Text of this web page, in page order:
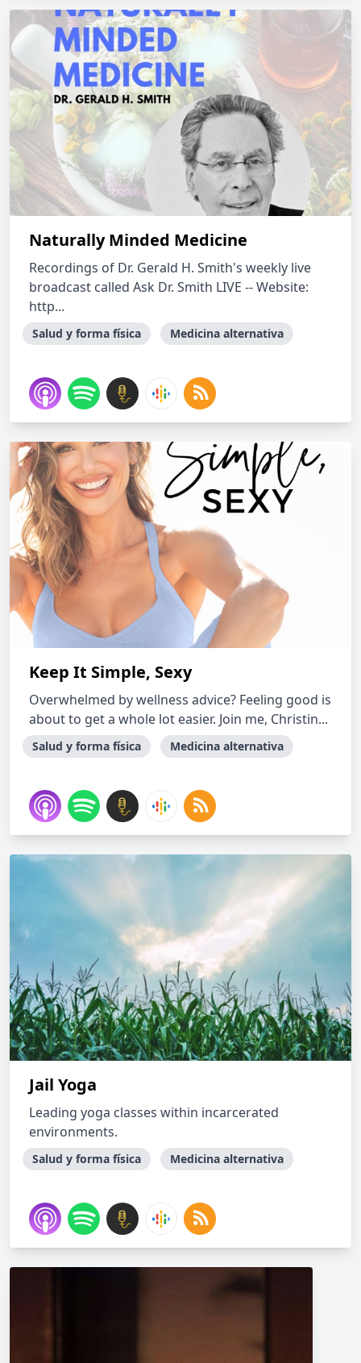
Naturally Minded Medicine
Recordings of Dr. Gerald H. Smith's weekly live
broadcast called Ask Dr. Smith LIVE -- Website:
http...
Salud y forma física Medicina alternativa
Keep It Simple, Sexy
Overwhelmed by wellness advice? Feeling good is
about to get a whole lot easier. Join me, Christin...
Salud y forma física Medicina alternativa
Jail Yoga
Leading yoga classes within incarcerated
environments.
Salud y forma física Medicina alternativa